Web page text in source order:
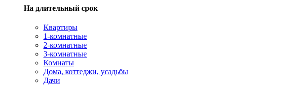
На длительный срок
Квартиры
1-комнатные
2-комнатные
3-комнатные
Комнаты
Дома, коттеджи, усадьбы
Дачи